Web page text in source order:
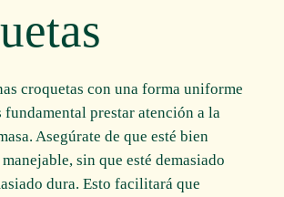
croquetas con una forma uniforme
fundamental prestar atención a la
Asegúrate de que esté bien
sin que esté demasiado
dura. Esto facilitará que